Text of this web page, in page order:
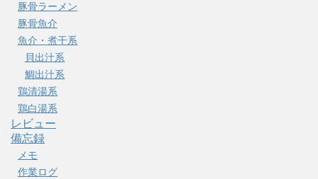
豚骨ラーメン
豚骨魚介
魚介・煮干系
貝出汁系
鯛出汁系
鶏清湯系
鶏白湯系
レビュー
備忘録
メモ
作業ログ